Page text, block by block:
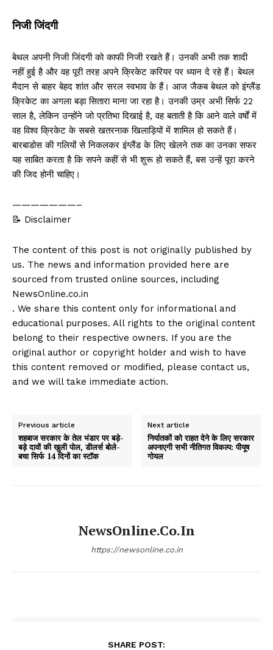
निजी जिंदगी
बेथल अपनी निजी जिंदगी को काफी निजी रखते हैं। उनकी अभी तक शादी
नहीं हुई है और वह पूरी तरह अपने क्रिकेट करियर पर ध्यान दे रहे हैं। बेथल
मैदान से बाहर बेहद शांत और सरल स्वभाव के हैं। आज जैकब बेथल को इंग्लैंड
क्रिकेट का अगला बड़ा सितारा माना जा रहा है। उनकी उम्र अभी सिर्फ 22
साल है, लेकिन उन्होंने जो प्रतिभा दिखाई है, वह बताती है कि आने वाले वर्षों में
वह विश्व क्रिकेट के सबसे खतरनाक खिलाड़ियों में शामिल हो सकते हैं।
बारबाडोस की गलियों से निकलकर इंग्लैंड के लिए खेलने तक का उनका सफर
यह साबित करता है कि सपने कहीं से भी शुरू हो सकते हैं, बस उन्हें पूरा करने
की जिद होनी चाहिए।
———————–
📝 Disclaimer
The content of this post is not originally published by
us. The news and information provided here are
sourced from trusted online sources, including
NewsOnline.co.in
. We share this content only for informational and
educational purposes. All rights to the original content
belong to their respective owners. If you are the
original author or copyright holder and wish to have
this content removed or modified, please contact us,
and we will take immediate action.
Previous article
शहबाज सरकार के तेल भंडार पर बड़े-
बड़े दावों की खुली पोल, डीलर्स बोले-
बचा सिर्फ 14 दिनों का स्टॉक
Next article
निर्यातकों को राहत देने के लिए सरकार
अपनाएगी सभी नीतिगत विकल्प: पीयूष
गोयल
NewsOnline.co.in
https://newsonline.co.in
SHARE POST: